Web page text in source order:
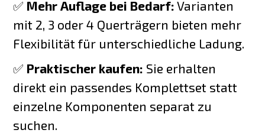
✅ Mehr Auflage bei Bedarf: Varianten
mit 2, 3 oder 4 Querträgern bieten mehr
Flexibilität für unterschiedliche Ladung.
✅ Praktischer kaufen: Sie erhalten
direkt ein passendes Komplettset statt
einzelne Komponenten separat zu
suchen.